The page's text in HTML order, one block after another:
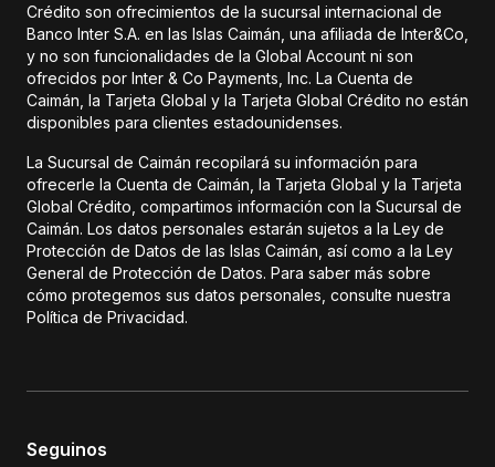
Crédito son ofrecimientos de la sucursal internacional de
Banco Inter S.A. en las Islas Caimán, una afiliada de Inter&Co,
y no son funcionalidades de la Global Account ni son
ofrecidos por Inter & Co Payments, Inc. La Cuenta de
Caimán, la Tarjeta Global y la Tarjeta Global Crédito no están
disponibles para clientes estadounidenses.
La Sucursal de Caimán recopilará su información para
ofrecerle la Cuenta de Caimán, la Tarjeta Global y la Tarjeta
Global Crédito, compartimos información con la Sucursal de
Caimán. Los datos personales estarán sujetos a la Ley de
Protección de Datos de las Islas Caimán, así como a la Ley
General de Protección de Datos. Para saber más sobre
cómo protegemos sus datos personales, consulte nuestra
Política de Privacidad.
Seguinos